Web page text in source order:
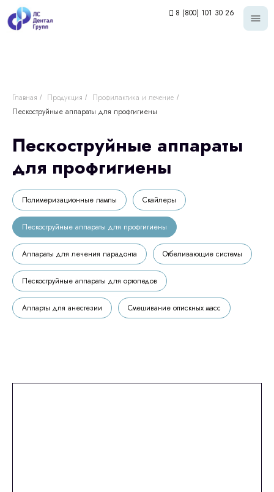
8 (800) 101 30 26
Главная / Продукция / Профилактика и лечение /
Пескоструйные аппараты для профгигиены
Пескоструйные аппараты
для профгигиены
Полимеризационные лампы Скайлеры
Пескоструйные аппараты для профгигиены
Аппараты для лечения парадонта Отбеливающие системы
Пескоструйные аппараты для ортопедов
Аппарты для анестезии Смешивание оттискных масс